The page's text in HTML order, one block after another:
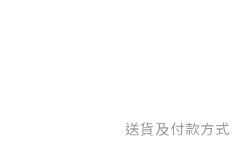
送貨及付款方式